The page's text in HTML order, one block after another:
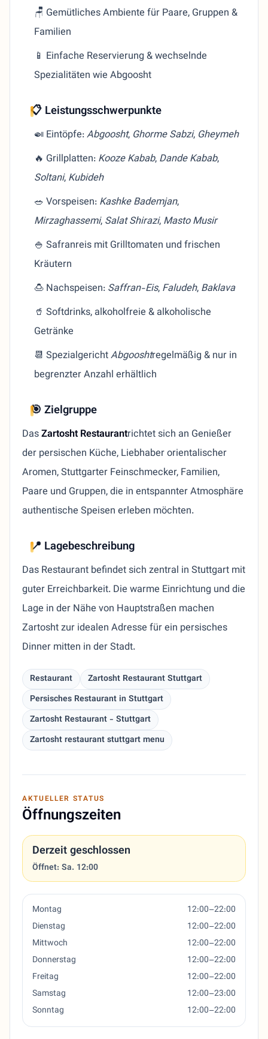
🪑 Gemütliches Ambiente für Paare, Gruppen &
Familien
📱 Einfache Reservierung & wechselnde
Spezialitäten wie Abgoosht
📋 Leistungsschwerpunkte
🍛 Eintöpfe:Abgoosht, Ghorme Sabzi, Gheymeh
🔥 Grillplatten:Kooze Kabab,Dande Kabab,
Soltani,Kubideh
🥗 Vorspeisen:Kashke Bademjan,
Mirzaghassemi,Salat Shirazi,Masto Musir
🍚 Safranreis mit Grilltomaten und frischen
Kräutern
🍮 Nachspeisen:Saffran-Eis,Faludeh,Baklava
🥤 Softdrinks, alkoholfreie & alkoholische
Getränke
📆 SpezialgerichtAbgooshtregelmäßig & nur in
begrenzter Anzahl erhältlich
🎯 Zielgruppe
DasZartosht Restaurantrichtet sich an Genießer
der persischen Küche, Liebhaber orientalischer
Aromen, Stuttgarter Feinschmecker, Familien,
Paare und Gruppen, die in entspannter Atmosphäre
authentische Speisen erleben möchten.
📍 Lagebeschreibung
Das Restaurant befindet sich zentral in Stuttgart mit
guter Erreichbarkeit. Die warme Einrichtung und die
Lage in der Nähe von Hauptstraßen machen
Zartosht zur idealen Adresse für ein persisches
Dinner mitten in der Stadt.
Restaurant
Zartosht Restaurant Stuttgart
Persisches Restaurant in Stuttgart
Zartosht Restaurant - Stuttgart
Zartosht restaurant stuttgart menu
AKTUELLER STATUS
Öffnungszeiten
Derzeit geschlossen
Öffnet: Sa. 12:00
Montag
12:00–22:00
Dienstag
12:00–22:00
Mittwoch
12:00–22:00
Donnerstag
12:00–22:00
Freitag
12:00–22:00
Samstag
12:00–23:00
Sonntag
12:00–22:00